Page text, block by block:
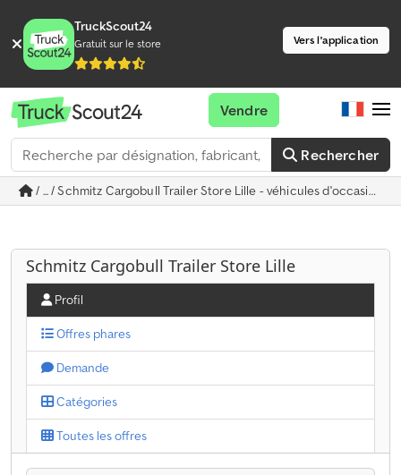
TruckScout24
Gratuit sur le store Vers l'application
Rechercher
Vendre
/ ... / Schmitz Cargobull Trailer Store Lille - véhicules d'occasion à
Schmitz Cargobull Trailer Store Lille
Profil
Offres phares
Demande
Catégories
Toutes les offres